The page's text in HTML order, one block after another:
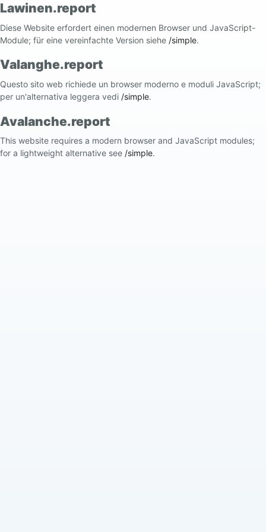
Lawinen.report
Diese Website erfordert einen modernen Browser und JavaScript-
Module; für eine vereinfachte Version siehe /simple.
Valanghe.report
Questo sito web richiede un browser moderno e moduli JavaScript;
per un'alternativa leggera vedi /simple.
Avalanche.report
This website requires a modern browser and JavaScript modules;
for a lightweight alternative see /simple.